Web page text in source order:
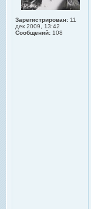
Зарегистрирован: 11
дек 2009, 13:42
Сообщений: 108